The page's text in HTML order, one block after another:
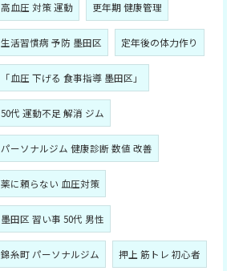
高血圧 対策 運動 更年期 健康管理
生活習慣病 予防 墨田区 定年後の体力作り
「血圧 下げる 食事指導 墨田区」
50代 運動不足 解消 ジム
パーソナルジム 健康診断 数値 改善
薬に頼らない 血圧対策
墨田区 習い事 50代 男性
錦糸町 パーソナルジム 押上 筋トレ 初心者